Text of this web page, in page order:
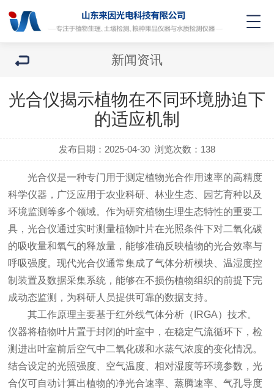
新闻资讯
光合仪揭示植物在不同环境胁迫下
的适应机制
发布日期：2025-04-30 浏览次数： 138
光合仪是一种专门用于测定植物光合作用速率的高精度
科学仪器，广泛应用于农业科研、林业生态、园艺育种以及
环境监测等多个领域。作为研究植物生理生态特性的重要工
具，光合仪通过实时测量植物叶片在光照条件下对二氧化碳
的吸收量和氧气的释放量，能够准确反映植物的光合效率与
呼吸强度。现代光合仪通常集成了气体分析模块、温湿度控
制装置及数据采集系统，能够在不损伤植物组织的前提下完
成动态监测，为科研人员提供可靠的数据支持。
其工作原理主要基于红外线气体分析（IRGA）技术。
仪器将植物叶片置于封闭的叶室中，在稳定气流循环下，检
测进出叶室前后空气中二氧化碳和水蒸气浓度的变化情况。
结合设定的光照强度、空气温度、相对湿度等环境参数，光
合仪可自动计算出植物的净光合速率、蒸腾速率、气孔导度